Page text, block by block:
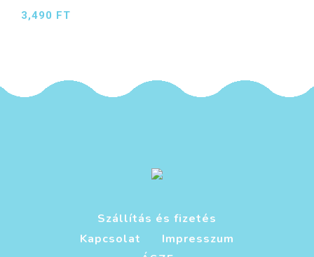
3,490 FT
Szállítás és fizetés
Kapcsolat
Impresszum